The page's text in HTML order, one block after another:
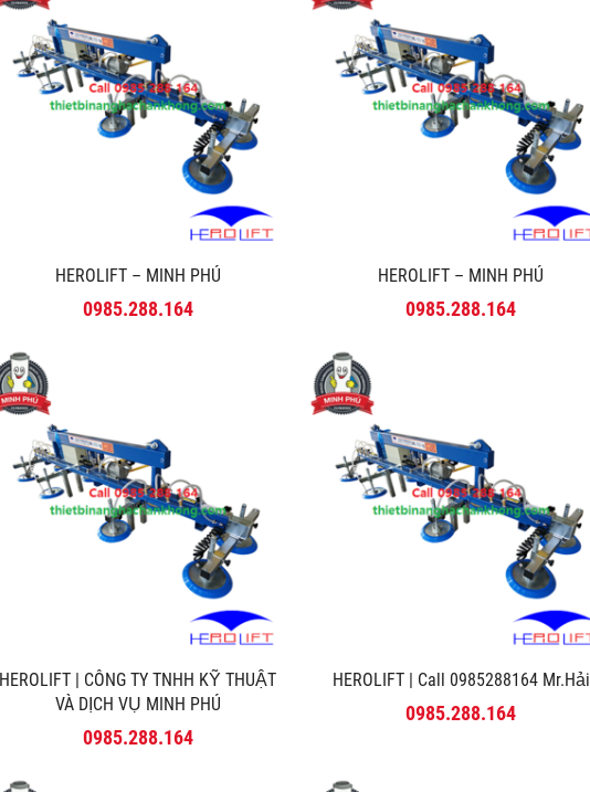
HEROLIFT – MINH PHÚ
0985.288.164
HEROLIFT – MINH PHÚ
0985.288.164
HEROLIFT | CÔNG TY TNHH KỸ THUẬT
VÀ DỊCH VỤ MINH PHÚ
0985.288.164
HEROLIFT | Call 0985288164 Mr.Hải
0985.288.164